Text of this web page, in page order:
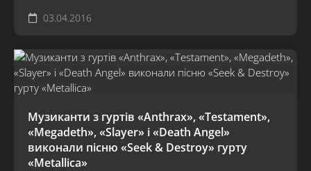
03.04.2016
Музиканти з гуртів «Anthrax», «Testament»,
«Megadeth», «Slayer» і «Death Angel»
виконали пісню «Seek & Destroy» гурту
«Metallica»